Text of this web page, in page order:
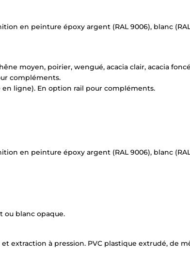
en peinture époxy argent (RAL 9006), blanc
moyen, poirier, wengué, acacia clair, acacia
compléments.
en ligne). En option rail pour compléments.
en peinture époxy argent (RAL 9006), blanc
ou blanc opaque.
extraction à pression. PVC plastique extrudé, de